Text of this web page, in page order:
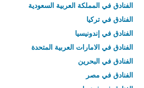
الفنادق في المملكة العربية السعودية
الفنادق في تركيا
الفنادق في إندونيسيا
الفنادق في الامارات العربية المتحدة
الفنادق في البحرين
الفنادق في مصر